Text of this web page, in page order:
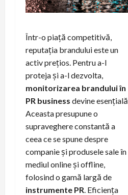
Într-o piață competitivă,
reputația brandului este un
activ prețios. Pentru a-l
proteja și a-l dezvolta,
monitorizarea brandului în
PR business devine esențială.
Aceasta presupune o
supraveghere constantă a
ceea ce se spune despre
companie și produsele sale în
mediul online și offline,
folosind o gamă largă de
instrumente PR . Eficiența